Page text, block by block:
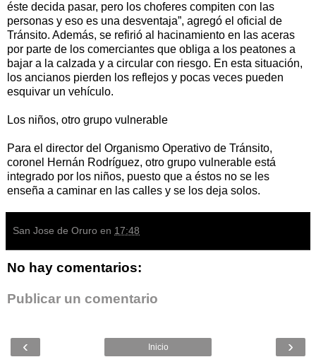
éste decida pasar, pero los choferes compiten con las
personas y eso es una desventaja”, agregó el oficial de
Tránsito. Además, se refirió al hacinamiento en las aceras
por parte de los comerciantes que obliga a los peatones a
bajar a la calzada y a circular con riesgo. En esta situación,
los ancianos pierden los reflejos y pocas veces pueden
esquivar un vehículo.
Los niños, otro grupo vulnerable
Para el director del Organismo Operativo de Tránsito,
coronel Hernán Rodríguez, otro grupo vulnerable está
integrado por los niños, puesto que a éstos no se les
enseña a caminar en las calles y se los deja solos.
San Jose de Oruro en 17:48
No hay comentarios:
Publicar un comentario
‹ ›
Inicio